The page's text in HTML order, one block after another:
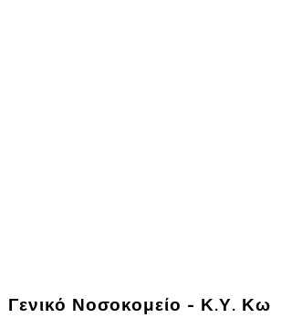
Γενικό Νοσοκομείο - Κ.Υ. Κω